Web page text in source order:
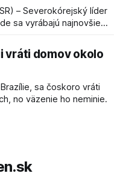
– Severokórejský líder
sa vyrábajú najnovšie
médiá KĽDR, na ktoré
vráti domov okolo
sa čoskoro vráti
no väzenie ho neminie.